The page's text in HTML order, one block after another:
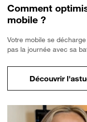
Comment
mobile ?
Votre mobile se
pas la journée avec sa
Découvrirpour